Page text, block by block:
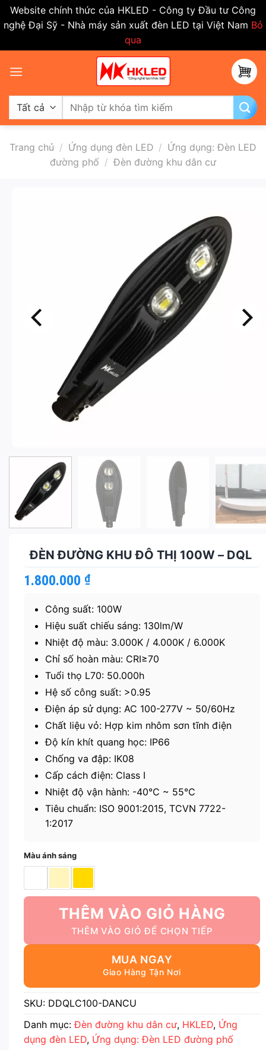
Website chính thức của HKLED - Công ty Đầu tư Công
nghệ Đại Sỹ - Nhà máy sản xuất đèn LED tại Việt Nam Bỏ
qua
qua
dung
Tìm
kiếm:
Trang chủ / Ứng dụng đèn LED / Ứng dụng: Đèn LED
đường phố / Đèn đường khu dân cư
ĐÈN ĐƯỜNG KHU ĐÔ THỊ 100W – DQL
1.800.000 ₫
Công suất: 100W
Hiệu suất chiếu sáng: 130lm/W
Nhiệt độ màu: 3.000K / 4.000K / 6.000K
Chỉ số hoàn màu: CRI≥70
Tuổi thọ L70: 50.000h
Hệ số công suất: >0.95
Điện áp sử dụng: AC 100-277V ~ 50/60Hz
Chất liệu vỏ: Hợp kim nhôm sơn tĩnh điện
Độ kín khít quang học: IP66
Chống va đập: IK08
Cấp cách điện: Class I
Nhiệt độ vận hành: -40℃ ~ 55℃
Tiêu chuẩn: ISO 9001:2015, TCVN 7722-
1:2017
Màu ánh sáng
THÊM VÀO GIỎ HÀNG
MUA NGAY
SKU: DDQLC100-DANCU
Danh mục:Đèn đường khu dân cư, HKLED, Ứng
dụng đèn LED, Ứng dụng: Đèn LED đường phố